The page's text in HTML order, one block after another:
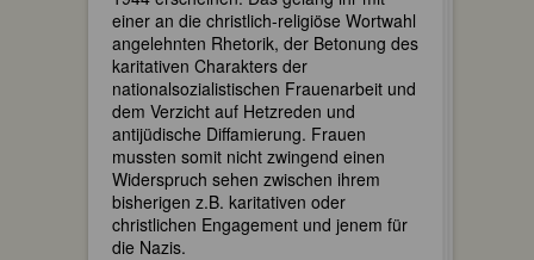
einer an die christlich-religiöse Wortwahl
angelehnten Rhetorik, der Betonung des
karitativen Charakters der
nationalsozialistischen Frauenarbeit und
dem Verzicht auf Hetzreden und
antijüdische Diffamierung. Frauen
mussten somit nicht zwingend einen
Widerspruch sehen zwischen ihrem
bisherigen z.B. karitativen oder
christlichen Engagement und jenem für
die Nazis.